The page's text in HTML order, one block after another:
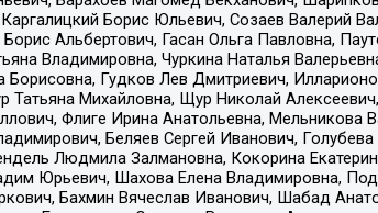
Борис Юльевич, Созаев Валерий
Альбертович, Гасан Ольга Павловна,
Владимировна, Чуркина Наталья
Борисовна, Гудков Лев Дмитриевич,
Татьяна Михайловна, Щур Николай
Флиге Ирина Анатольевна, Мельникова
Беляев Сергей Иванович, Голубева
Людмила Залмановна, Кокорина
Юрьевич, Шахова Елена Владимировна,
Бахмин Вячеслав Иванович, Шабад